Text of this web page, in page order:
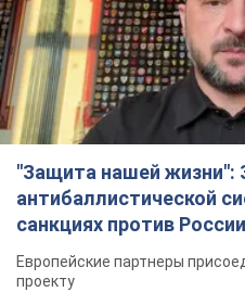
"Защита нашей жизни":
антибаллистической
санкциях против
Видео
Европейские партнеры
проекту